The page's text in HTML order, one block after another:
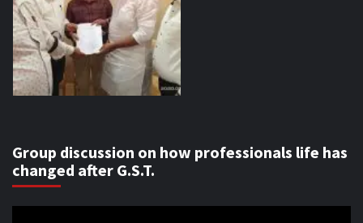
Group discussion on how professionals life has
changed after G.S.T.